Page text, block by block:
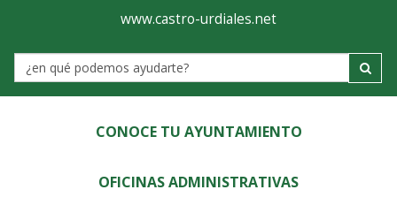
Ayuntamiento
de
Castro-
Urdiales
www.castro-urdiales.net
Label
CONOCE TU AYUNTAMIENTO
OFICINAS ADMINISTRATIVAS